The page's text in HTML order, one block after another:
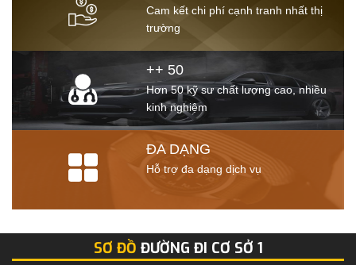
Cam kết chi phí cạnh tranh nhất thị
trường
++ 50
Hơn 50 kỹ sư chất lượng cao, nhiều
kinh nghiệm
ĐA DẠNG
Hỗ trợ đa dạng dịch vụ
SƠ ĐỒ ĐƯỜNG ĐI CƠ SỞ 1